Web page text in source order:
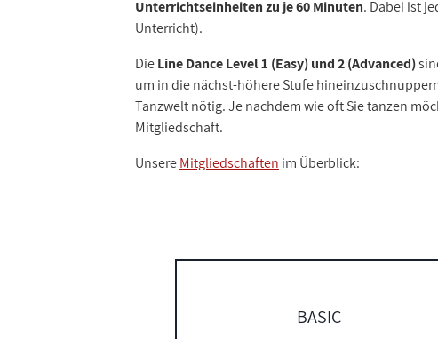
Unterrichtseinheiten zu je 60 Minuten. Dabei ist
Unterricht).
DieLine Dance Level 1 (Easy) und 2 (Advanced)
um in die nächst-höhere Stufe
Tanzwelt nötig. Je nachdem wie oft Sie tanzen
Mitgliedschaft.
UnsereMitgliedschaften im Überblick:
BASIC